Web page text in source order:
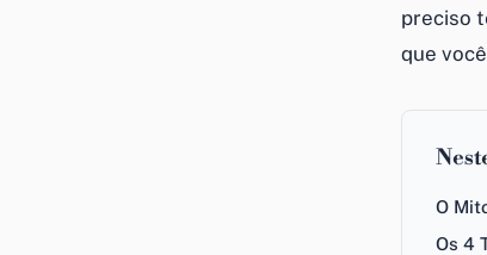
preciso
que
O
Os 4